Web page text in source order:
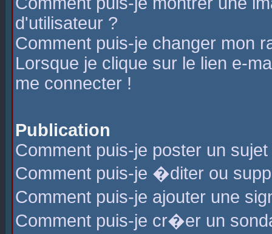
d'utilisateur ?
Comment puis-je changer mon
Lorsque je clique sur le lien e-
me connecter !
Publication
Comment puis-je poster un
Comment puis-je �diter ou
Comment puis-je ajouter une
Comment puis-je cr�er un